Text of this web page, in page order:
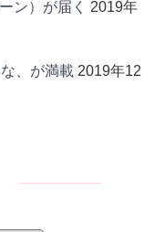
ン）が届く
2019年
、が満載 2019年12